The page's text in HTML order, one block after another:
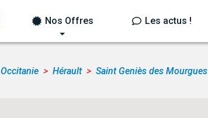
Nos Offres Les actus !
Occitanie Hérault Saint Geniès des Mourgues